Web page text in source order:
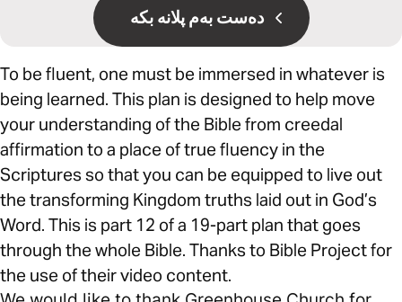
دەست بەم پلانە بکە
To be fluent, one must be immersed in whatever is
being learned. This plan is designed to help move
your understanding of the Bible from creedal
affirmation to a place of true fluency in the
Scriptures so that you can be equipped to live out
the transforming Kingdom truths laid out in God’s
Word. This is part 12 of a 19-part plan that goes
through the whole Bible. Thanks to Bible Project for
the use of their video content.